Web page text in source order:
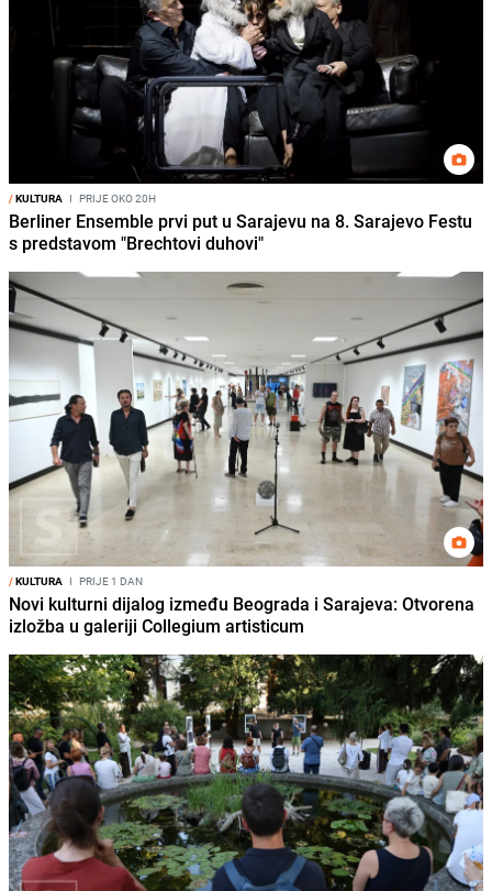
/KULTURA I PRIJE OKO 20H
Berliner Ensemble prvi put u Sarajevu na 8. Sarajevo Festu
s predstavom "Brechtovi duhovi"
/KULTURA I PRIJE 1 DAN
Novi kulturni dijalog između Beograda i Sarajeva: Otvorena
izložba u galeriji Collegium artisticum